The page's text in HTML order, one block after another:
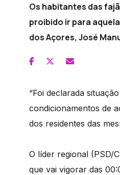
Os habitantes das
proibido ir para
dos Açores, José
“Foi declarada
condicionamentos de
dos residentes das
O líder regional (PSD/
que vai vigorar das